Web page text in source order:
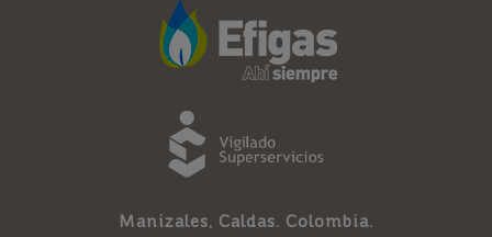
Manizales, Caldas. Colombia.